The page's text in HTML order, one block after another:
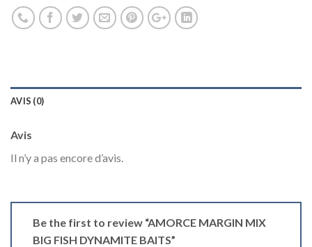
AVIS (0)
Avis
Il n’y a pas encore d’avis.
Be the first to review “AMORCE MARGIN MIX
BIG FISH DYNAMITE BAITS”